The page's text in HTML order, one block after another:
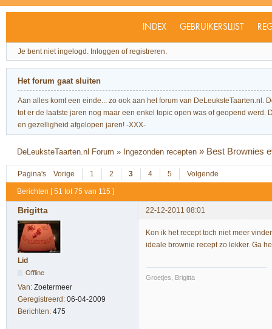
INDEX GEBRUIKERSLIJST
Je bent niet ingelogd. Inloggen of registreren.
Het forum gaat sluiten
Aan alles komt een einde... zo ook aan het forum van
tot er de laatste jaren nog maar een enkel topic open was of geopend
en gezelligheid afgelopen jaren! -XXX-
DeLeuksteTaarten.nl Forum » Ingezonden recepten » Best Brownies
Pagina's Vorige 1 2 3 4 5 Volgende
Berichten [ 51 tot 75 van 115 ]
Brigitta 22-12-2011 08:01
Lid
Offline
Van: Zoetermeer
Geregistreerd: 06-04-2009
Berichten: 475
Kon ik het recept toch niet meer
ideale brownie recept zo lekker. Ga
Groetjes, Brigitta